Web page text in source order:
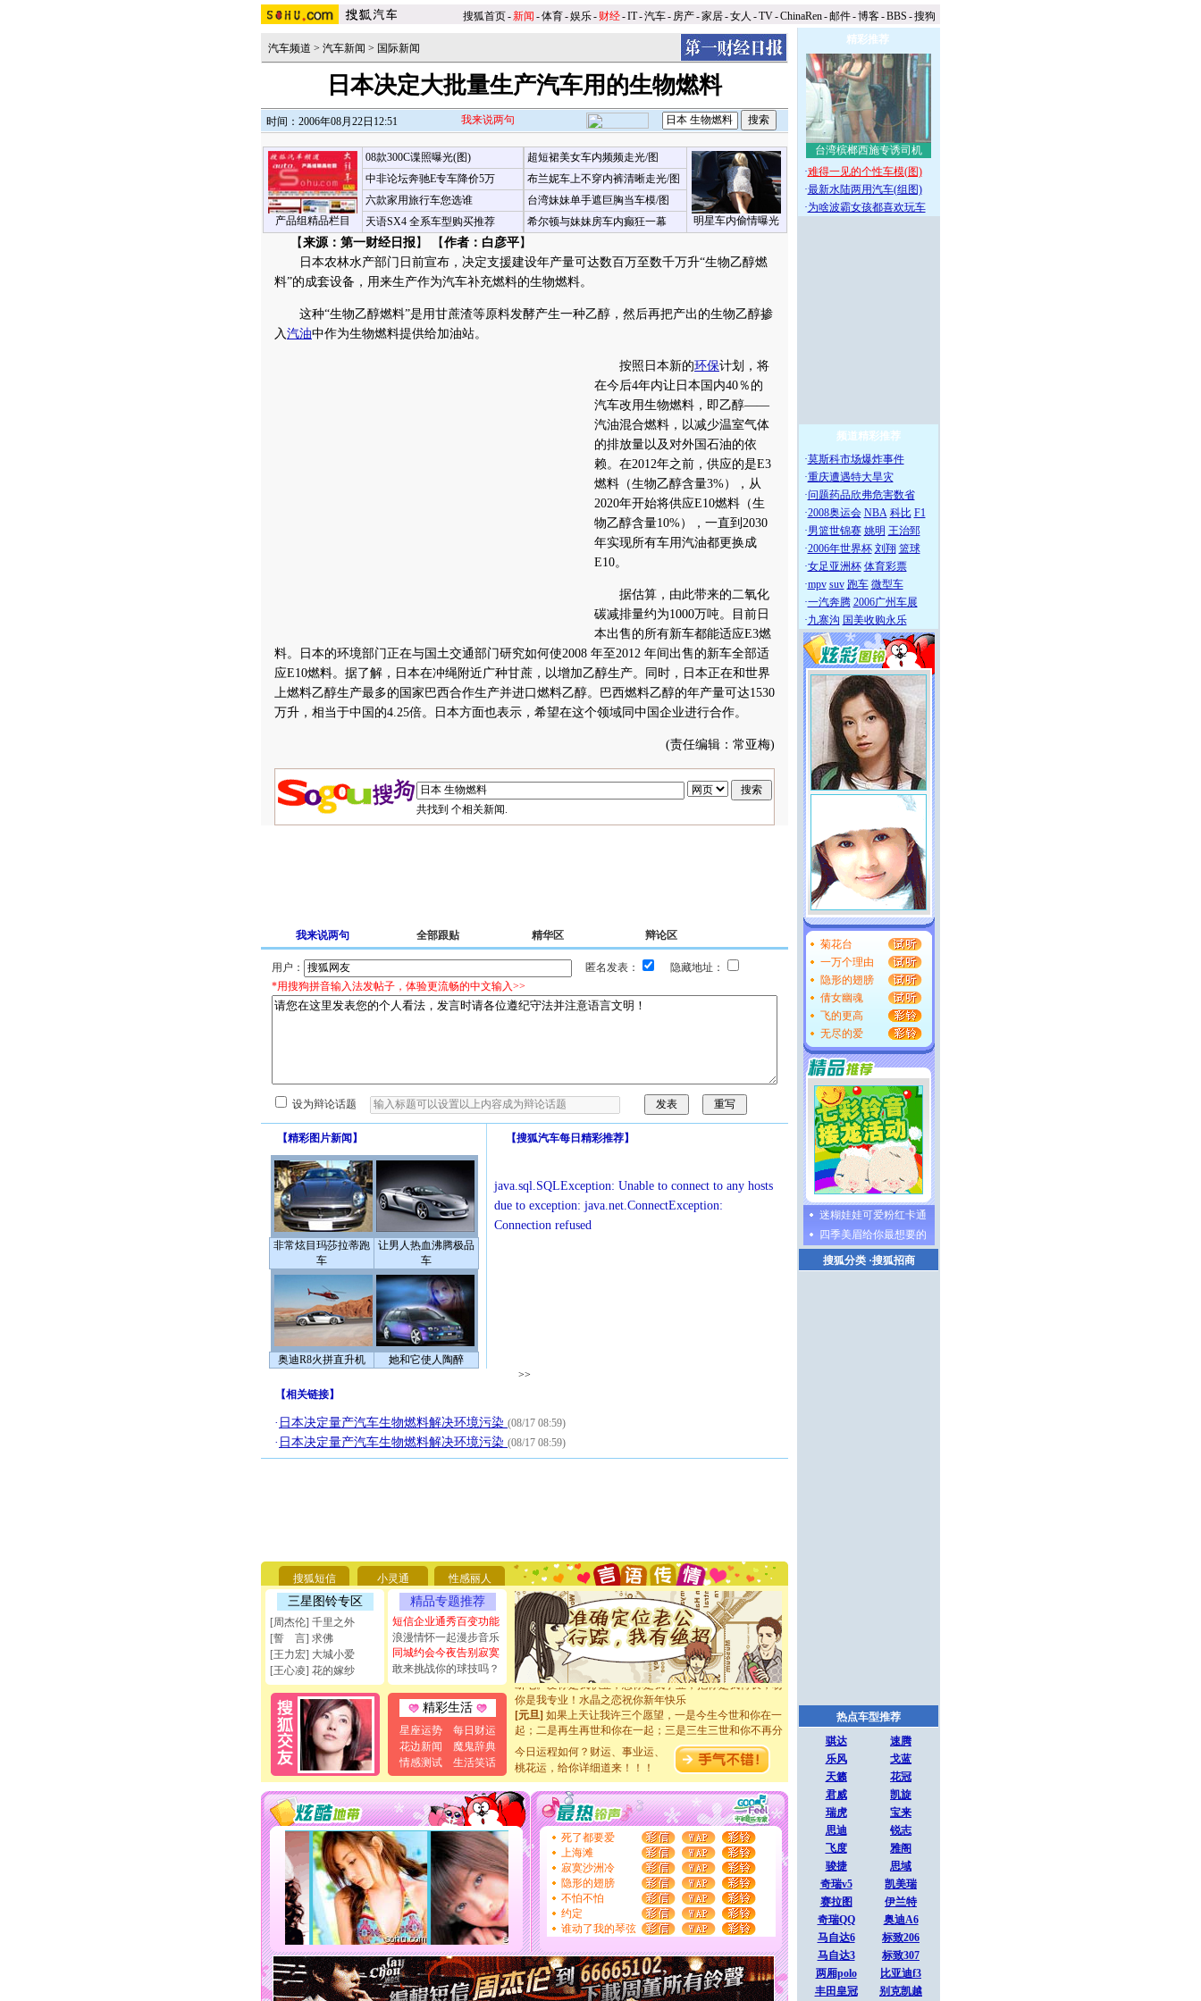
搜狐首页-新闻 -体育-娱乐- 财经-IT-汽车- 房产-家居-女人 -TV-ChinaRen-邮件-博客-BBS -搜狗
汽车频道 > 汽车新闻 > 国际新闻
日本决定大批量生产汽车用的生物燃料
时间：2006年08月22日12:51 我来说两句
产品组精品栏目
08款300C谍照曝光(图)
中非论坛奔驰E专车降价5万
六款家用旅行车您选谁
天语SX4 全系车型购买推荐
超短裙美女车内频频走光/图
明星车内偷情曝光
布兰妮车上不穿内裤清晰走光/图
台湾妹妹单手遮巨胸当车模/图
希尔顿与妹妹房车内癫狂一幕
【来源：第一财经日报】 【作者：白彦平】
日本农林水产部门日前宣布，决定支援建设年产量可达数百万至数千万升“生物乙醇燃
料”的成套设备，用来生产作为汽车补充燃料的生物燃料。
这种“生物乙醇燃料”是用甘蔗渣等原料发酵产生一种乙醇，然后再把产出的生物乙醇掺
入汽油中作为生物燃料提供给加油站。
按照日本新的环保计划，将
在今后4年内让日本国内40％的
汽车改用生物燃料，即乙醇——
汽油混合燃料，以减少温室气体
的排放量以及对外国石油的依
赖。在2012年之前，供应的是E3
燃料（生物乙醇含量3%），从
2020年开始将供应E10燃料（生
物乙醇含量10%），一直到2030
年实现所有车用汽油都更换成
E10。
据估算，由此带来的二氧化
碳减排量约为1000万吨。目前日
本出售的所有新车都能适应E3燃
料。日本的环境部门正在与国土交通部门研究如何使2008 年至2012 年间出售的新车全部适
应E10燃料。据了解，日本在冲绳附近广种甘蔗，以增加乙醇生产。同时，日本正在和世界
上燃料乙醇生产最多的国家巴西合作生产并进口燃料乙醇。巴西燃料乙醇的年产量可达1530
万升，相当于中国的4.25倍。日本方面也表示，希望在这个领域同中国企业进行合作。
(责任编辑：常亚梅)
共找到 个相关新闻.
我来说两句 全部跟贴 精华区 辩论区
用户： 匿名发表：
隐藏地址：
*用搜狗拼音输入法发帖子，体验更流畅的中文输入>>
设为辩论话题
【精彩图片新闻 】
非常炫目玛莎拉蒂跑
车
让男人热血沸腾极品
车
奥迪R8火拼直升机 她和它使人陶醉
【搜狐汽车每日精彩推荐】
java.sql.SQLException: Unable to connect to any hosts
due to exception: java.net.ConnectException:
Connection refused
>>
【相关链接】
· 日本决定量产汽车生物燃料解决环境污染 (08/17 08:59)
· 日本决定量产汽车生物燃料解决环境污染 (08/17 08:59)
搜狐短信 小灵通 性感丽人
三星图铃专区
[周杰伦] 千里之外
[誓 言] 求佛
[王力宏] 大城小爱
[王心凌] 花的嫁纱
精品专题推荐
短信企业通秀百变功能
浪漫情怀一起漫步音乐
同城约会今夜告别寂寞
敢来挑战你的球技吗？
精彩生活
星座运势
每日财运
花边新闻
魔鬼辞典
情感测试
生活笑话
要平安！千万要知足！千万不要忘记我！
[圣诞节]不只这样的日子才会想起你,而是这样的日子才
能正大光明地骚扰你,告诉你,圣诞要快乐!新年要快乐!天
天都要快乐噢!
[圣诞节]奉上一颗祝福的心,在这个特别的日子里,愿幸福,
如意,快乐,鲜花,一切美好的祝愿与你同在.圣诞快乐!
[元旦]看到你我会触电；看不到你我要充电；没有你我会
断电。爱你是我职业，想你是我事业，抱你是我特长，吻
你是我专业！水晶之恋祝你新年快乐
[元旦]如果上天让我许三个愿望，一是今生今世和你在一
起；二是再生再世和你在一起；三是三生三世和你不再分
离。水晶之恋祝你新年快乐
[元旦]当我狠下心扭头离去那一刻，你在我身后无助地哭
泣，这痛楚让我明白我多么爱你。我转身抱住你：这猪不
卖了。水晶之恋祝你新年快乐。
[春节]风柔雨润好月圆，半岛铁盒伴身边，每日尽显开心
颜！冬去春来似水如烟，劳碌人生需尽欢！听一曲轻歌，
道一声平安！新年吉祥万事如愿
[春节]
传说薰衣草有四片叶子：第一片叶子是信仰，第二
片叶子是希望，第三片叶子是爱情，第四片叶子是幸运。
送你一棵薰衣草，愿你新年快乐！
[圣诞节]
圣诞节到了，想想没什么送给你的，又不打算给
你太多，只有给你五千万：千万快乐！千万要健康！千万
要平安！千万要知足！千万不要忘记我！
[圣诞节]不只这样的日子才会想起你,而是这样的日子才
能正大光明地骚扰你,告诉你,圣诞要快乐!新年要快乐!天
天都要快乐噢!
[圣诞节]奉上一颗祝福的心,在这个特别的日子里,愿幸福,
如意,快乐,鲜花,一切美好的祝愿与你同在.圣诞快乐!
今日运程如何？财运、事业运、
桃花运，给你详细道来！！！
死了都要爱
上海滩
寂寞沙洲冷
隐形的翅膀
不怕不怕
约定
谁动了我的琴弦
精彩推荐
台湾槟榔西施专诱司机
·难得一见的个性车模(图)
·最新水陆两用汽车(组图)
·为啥波霸女孩都喜欢玩车
频道精彩推荐
·莫斯科市场爆炸事件
·重庆遭遇特大旱灾
·问题药品欣弗危害数省
·2008奥运会 NBA 科比 F1
·男篮世锦赛 姚明 王治郅
·2006年世界杯 刘翔 篮球
·女足亚洲杯 体育彩票
·mpv suv 跑车 微型车
·一汽奔腾 2006广州车展
·九寨沟 国美收购永乐
菊花台
一万个理由
隐形的翅膀
倩女幽魂
飞的更高
无尽的爱
迷糊娃娃可爱粉红卡通
四季美眉给你最想要的
搜狐分类·搜狐招商
热点车型推荐
骐达
速腾
乐风
戈蓝
天籁
花冠
君威
凯旋
瑞虎
宝来
思迪
锐志
飞度
雅阁
骏捷
思域
奇瑞v5
凯美瑞
赛拉图
伊兰特
奇瑞QQ
奥迪A6
马自达6
标致206
马自达3
标致307
两厢polo
比亚迪f3
丰田皇冠
别克凯越